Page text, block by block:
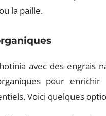
la paille.
avec des engrais
pour
Voici quelques